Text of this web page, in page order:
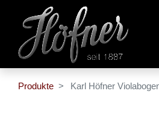
Produkte Karl Höfner